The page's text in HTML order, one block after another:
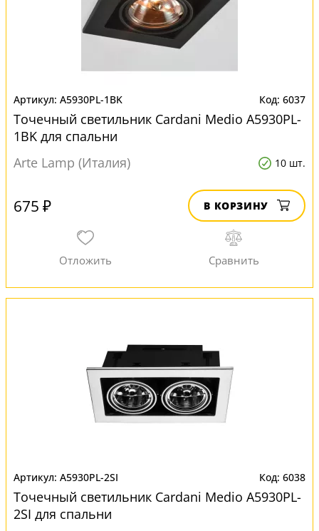
A5930PL-1BK 6037
Точечный светильник Cardani Medio A5930PL-
1BK для спальни
Arte Lamp (Италия)
10 шт.
675 ₽ В КОРЗИНУ
A5930PL-2SI 6038
Точечный светильник Cardani Medio A5930PL-
2SI для спальни